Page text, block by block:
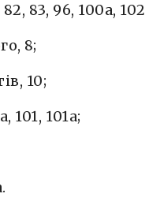
83, 96, 100а,
8;
10;
101, 101а;